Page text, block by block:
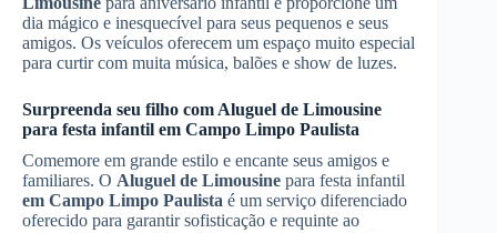
dia mágico e inesquecível para seus pequenos e seus
amigos. Os veículos oferecem um espaço muito especial
para curtir com muita música, balões e show de luzes.
Surpreenda seu filho com Aluguel de Limousine
para festa infantil em Campo Limpo Paulista
Comemore em grande estilo e encante seus amigos e
familiares. O Aluguel de Limousine para festa infantil
em Campo Limpo Paulista é um serviço diferenciado
oferecido para garantir sofisticação e requinte ao